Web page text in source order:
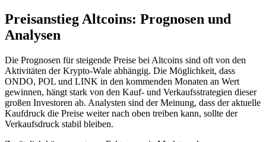
Preisanstieg Altcoins: Prognosen und
Analysen
Die Prognosen für steigende Preise bei Altcoins sind oft von den
Aktivitäten der Krypto-Wale abhängig. Die Möglichkeit, dass
ONDO, POL und LINK in den kommenden Monaten an Wert
gewinnen, hängt stark von den Kauf- und Verkaufsstrategien dieser
großen Investoren ab. Analysten sind der Meinung, dass der aktuelle
Kaufdruck die Preise weiter nach oben treiben kann, sollte der
Verkaufsdruck stabil bleiben.